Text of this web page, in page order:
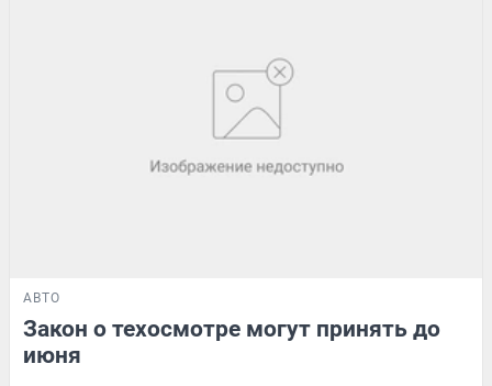
АВТО
Закон о техосмотре могут принять до
июня